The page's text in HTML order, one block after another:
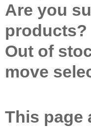
Are you
products?
Out of
move
This page